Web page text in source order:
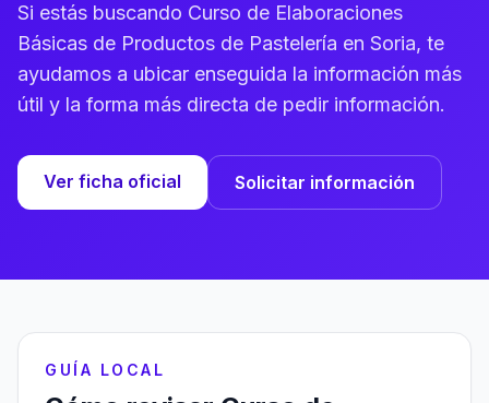
Si estás buscando Curso de Elaboraciones
Básicas de Productos de Pastelería en Soria, te
ayudamos a ubicar enseguida la información más
útil y la forma más directa de pedir información.
Ver ficha oficial Solicitar información
GUÍA LOCAL